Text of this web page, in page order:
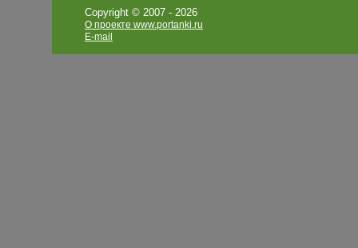
Copyright © 2007 - 2026
О проекте www.portanki.ru
E-mail